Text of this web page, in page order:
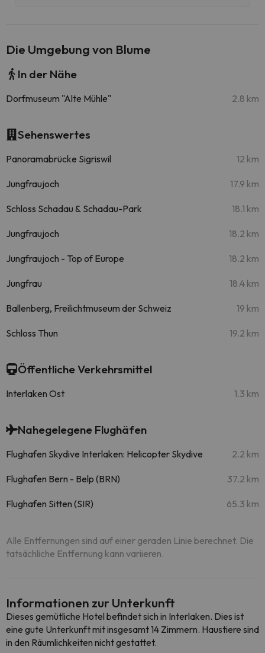
Die Umgebung von Blume
In der Nähe
Dorfmuseum "Alte Mühle" 2.8 km
Sehenswertes
Panoramabrücke Sigriswil 12 km
Jungfraujoch 17.9 km
Schloss Schadau & Schadau-Park 18.1 km
Jungfraujoch 18.2 km
Jungfraujoch - Top of Europe 18.2 km
Jungfrau 18.4 km
Ballenberg, Freilichtmuseum der Schweiz 19 km
Schloss Thun 19.2 km
Öffentliche Verkehrsmittel
Interlaken Ost 1.3 km
Nahegelegene Flughäfen
Flughafen Skydive Interlaken: Helicopter Skydive 2.2 km
Flughafen Bern - Belp (BRN) 37.2 km
Flughafen Sitten (SIR) 65.3 km
Alle Entfernungen sind auf einer geraden Linie berechnet. Die
tatsächliche Entfernung kann variieren.
Informationen zur Unterkunft
Dieses gemütliche Hotel befindet sich in Interlaken. Dies ist
eine gute Unterkunft mit insgesamt 14 Zimmern. Haustiere sind
in den Räumlichkeiten nicht gestattet.